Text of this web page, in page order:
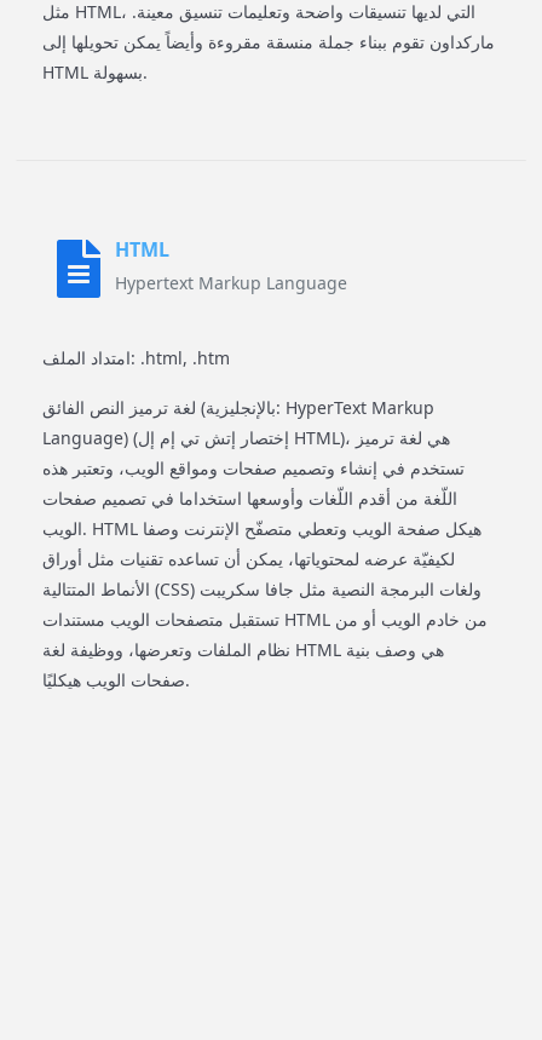
مثل HTML، التي لديها تنسيقات واضحة وتعليمات تنسيق معينة.
ماركداون تقوم ببناء جملة منسقة مقروءة وأيضاً يمكن تحويلها إلى
HTML بسهولة.
HTML
Hypertext Markup Language
امتداد الملف: .html, .htm
لغة ترميز النص الفائق (بالإنجليزية: HyperText Markup
Language)‏ (إختصار إتش تي إم إل HTML)، هي لغة ترميز
تستخدم في إنشاء وتصميم صفحات ومواقع الويب، وتعتبر هذه
اللّغة من أقدم اللّغات وأوسعها استخداما في تصميم صفحات
الويب. HTML هيكل صفحة الويب وتعطي متصفّح الإنترنت وصفا
لكيفيّة عرضه لمحتوياتها، يمكن أن تساعده تقنيات مثل أوراق
الأنماط المتتالية (CSS) ولغات البرمجة النصية مثل جافا سكريبت
تستقبل متصفحات الويب مستندات HTML من خادم الويب أو من
نظام الملفات وتعرضها، ووظيفة لغة HTML هي وصف بنية
صفحات الويب هيكليًا.